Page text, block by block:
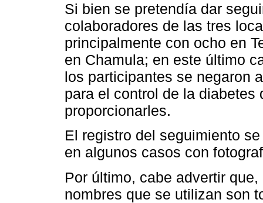
Si bien se pretendía dar
colaboradores de las tres
principalmente con ocho en
en Chamula; en este último
los participantes se negaron
para el control de la diabetes
proporcionarles.
El registro del seguimiento
en algunos casos con
Por último, cabe advertir
nombres que se utilizan son